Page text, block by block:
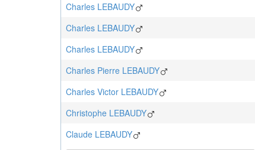
Charles LEBAUDY
Charles LEBAUDY
Charles LEBAUDY
Charles Pierre LEBAUDY
Charles Victor LEBAUDY
Christophe LEBAUDY
Claude LEBAUDY